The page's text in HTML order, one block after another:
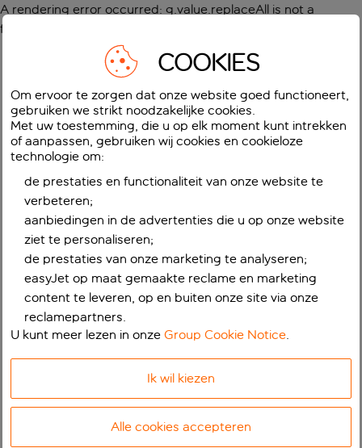
A rendering error occurred: g.value.replaceAll is not a
function
COOKIES
Om ervoor te zorgen dat onze website goed functioneert,
gebruiken we strikt noodzakelijke cookies.
Met uw toestemming, die u op elk moment kunt intrekken
of aanpassen, gebruiken wij cookies en cookieloze
technologie om:
de prestaties en functionaliteit van onze website te
verbeteren;
aanbiedingen in de advertenties die u op onze website
ziet te personaliseren;
de prestaties van onze marketing te analyseren;
easyJet op maat gemaakte reclame en marketing
content te leveren, op en buiten onze site via onze
reclamepartners.
U kunt meer lezen in onzeGroup Cookie Notice.
Ik wil kiezen
Alle cookies accepteren